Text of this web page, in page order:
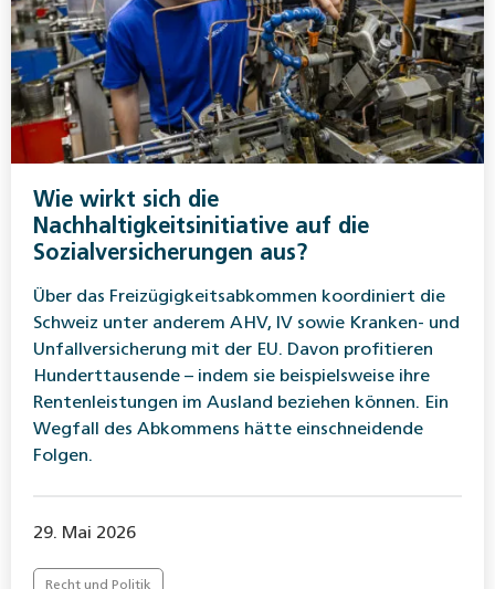
Wie wirkt sich die
Nachhaltigkeitsinitiative auf die
Sozialversicherungen aus?
Über das Freizügigkeitsabkommen koordiniert die
Schweiz unter anderem AHV, IV sowie Kranken- und
Unfallversicherung mit der EU. Davon profitieren
Hunderttausende – indem sie beispielsweise ihre
Rentenleistungen im Ausland beziehen können. Ein
Wegfall des Abkommens hätte einschneidende
Folgen.
29. Mai 2026
Recht und Politik